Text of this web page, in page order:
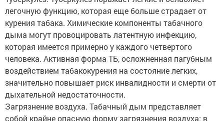
легочную функцию, которая еще больше страдает от
курения табака. Химические компоненты табачного
дыма могут провоцировать латентную инфекцию,
которая имеется примерно у каждого четвертого
человека. Активная форма ТБ, осложненная пагубным
воздействием табакокурения на состояние легких,
значительно повышает риск инвалидности и смерти от
дыхательной недостаточности.
Загрязнение воздуха. Табачный дым представляет
собой крайне опасную форму загрязнения воздуха: в